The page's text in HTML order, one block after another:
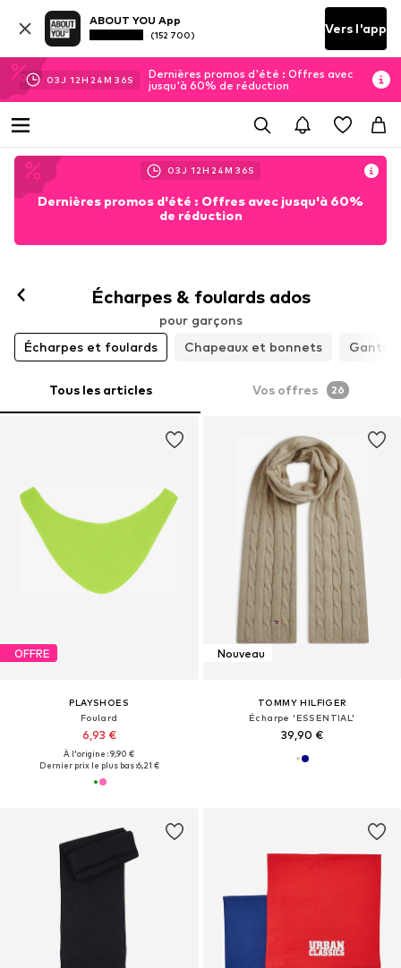
ABOUT YOU App
(152 700) Vers l'app
03J 12H 24M 33S
Dernières promos d'été : Offres avec
jusqu'à 60% de réduction
03J 12H 24M 33S
Dernières promos d'été : Offres avec jusqu'à 60%
de réduction
Écharpes & foulards ados
pour garçons
Écharpes et foulards
Chapeaux et bonnets Gants
Tous les articles Vos offres 26
OFFRE
PLAYSHOES
Foulard
6,93 €
À l'origine : 9,90 €
Dernier prix le plus bas :6,21 €
Nouveau
TOMMY HILFIGER
Écharpe 'ESSENTIAL'
39,90 €